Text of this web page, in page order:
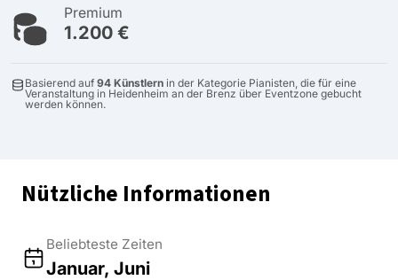
Premium
1.200 €
Basierend auf 94 Künstlern in der Kategorie Pianisten, die für eine
Veranstaltung in Heidenheim an der Brenz über Eventzone gebucht
werden können.
Nützliche Informationen
Beliebteste Zeiten
Januar, Juni